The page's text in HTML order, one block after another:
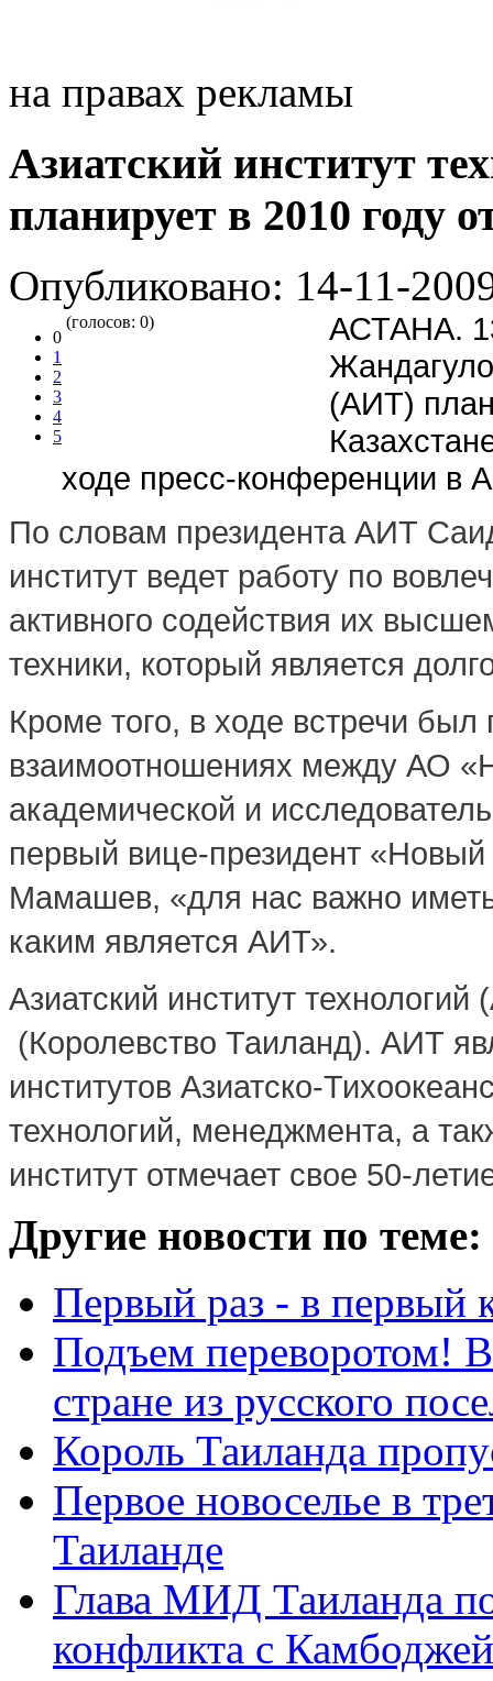
на правах рекламы
Азиатский институт
планирует в 2010 году
Опубликовано: 14-11-
0
1
2
3
4
5
(голосов: 0)
АСТАНА.
(АИТ)
ходе пресс-конференции в
По словам президента АИТ
институт ведет работу по
активного содействия их
техники, который является
Кроме того, в ходе встречи
взаимоотношениях между АО
академической и
первый вице-президент
Мамашев, «для нас важно
каким является АИТ».
Азиатский институт
(Королевство Таиланд). АИТ
институтов Азиатско-
технологий, менеджмента, а
институт отмечает свое 50-
Другие новости по теме:
Первый раз - в первый
Подъем переворотом!
стране из русского
Король Таиланда
Первое новоселье в
Таиланде
Глава МИД Таиланда
конфликта с Камбоджей